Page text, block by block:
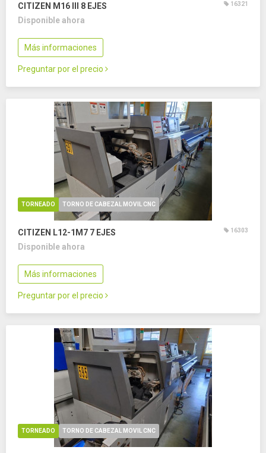
CITIZEN M16 III 8 EJES 16321
Disponible ahora
Más informaciones
Preguntar por el precio
TORNEADO TORNO DE CABEZAL MOVIL CNC
CITIZEN L12-1M7 7 EJES 16303
Disponible ahora
Más informaciones
Preguntar por el precio
TORNEADO TORNO DE CABEZAL MOVIL CNC